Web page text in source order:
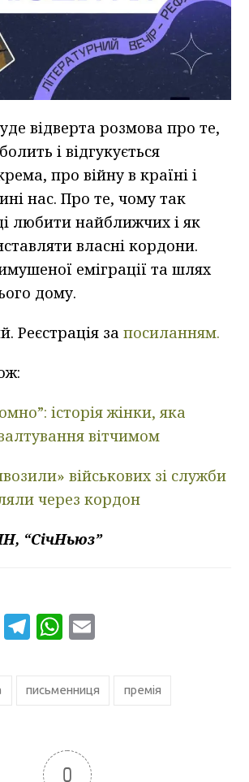
відверта розмова про те,
і відгукується
про війну в країні і
нас. Про те, чому так
любити найближчих і як
власні кордони.
еміграції та шлях
дому.
Реєстрація запосиланням.
історія жінки, яка
вітчимом
військових зі служби
через кордон
“СічНьюз”
ViberTelegram
WhatsApp
письменниця премія
0